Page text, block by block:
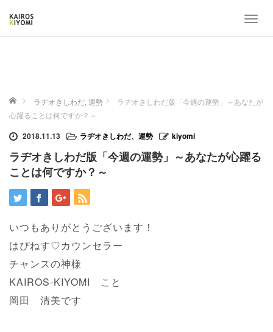
T
o
n
g
ホーム ラヂオきしわだ, 運勢
ラヂオきしわだ版「今週の運勢」～あなたが
心躍ることは何ですか？～
2018.11.13 ラヂオきしわだ、 運勢 kiyomi
ラヂオきしわだ版「今週の運勢」～あなたが心躍る
ことは何ですか？～
いつもありがとうございます！
はぴねす♡カウンセラー
チャンスの神様
KAIROS-KIYOMI こと
岡田 清美です